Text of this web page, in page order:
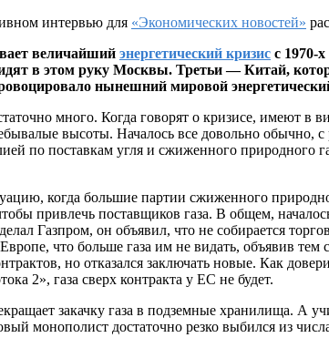
интервью для «Экономических новостей»
величайший энергетический кризис с 1970-
в этом руку Москвы. Третьи — Китай,
нынешний мировой
много. Когда говорят о кризисе, имеют в
высоты. Началось все довольно
по поставкам угля и сжиженного природного
когда большие партии сжиженного
привлечь поставщиков газа. В общем,
Газпром, он объявил, что не собирается
что больше газа им не видать, объявив
но отказался заключать новые. Как
2», газа сверх контракта у ЕС не будет.
закачку газа в подземные хранилища. А
монополист достаточно резко выбился из